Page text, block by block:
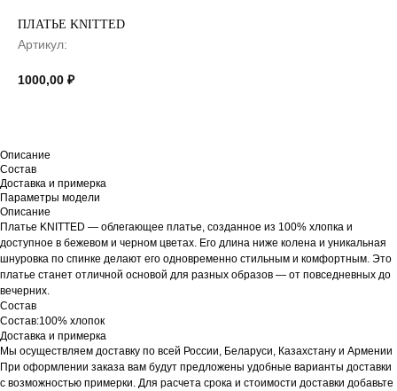
ПЛАТЬЕ KNITTED
Артикул:
1000,00 ₽
Описание
Состав
Доставка и примерка
Параметры модели
Описание
Платье KNITTED — облегающее платье, созданное из 100% хлопка и
доступное в бежевом и черном цветах. Его длина ниже колена и уникальная
шнуровка по спинке делают его одновременно стильным и комфортным. Это
платье станет отличной основой для разных образов — от повседневных до
вечерних.
Состав
Состав:100% хлопок
Доставка и примерка
Мы осуществляем доставку по всей России, Беларуси, Казахстану и Армении
При оформлении заказа вам будут предложены удобные варианты доставки
с возможностью примерки. Для расчета срока и стоимости доставки добавьте